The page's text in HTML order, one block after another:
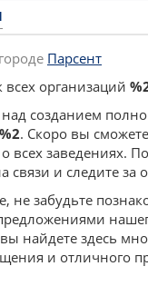
Парсент
всех организаций
созданием
%2. Скоро вы
всех заведениях.
связи и следите
не забудьте
найдете здесь
и отличного